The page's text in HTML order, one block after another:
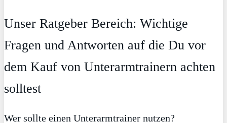
Unser Ratgeber Bereich: Wichtige
Fragen und Antworten auf die Du vor
dem Kauf von Unterarmtrainern achten
solltest
Wer sollte einen Unterarmtrainer nutzen?